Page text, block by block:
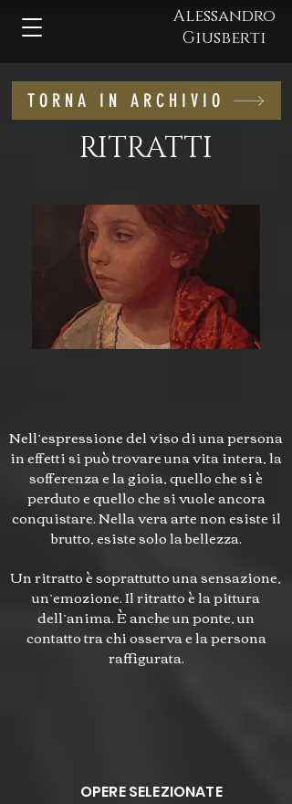
Alessandro
Giusberti
TORNA IN ARCHIVIO
RITRATTI
Nell’espressione del viso di una persona
in effetti si può trovare una vita intera, la
sofferenza e la gioia, quello che si è
perduto e quello che si vuole ancora
conquistare. Nella vera arte non esiste il
brutto, esiste solo la bellezza.
Un ritratto è soprattutto una sensazione,
un’emozione. Il ritratto è la pittura
dell’anima. È anche un ponte, un
contatto tra chi osserva e la persona
raffigurata.
OPERE SELEZIONATE